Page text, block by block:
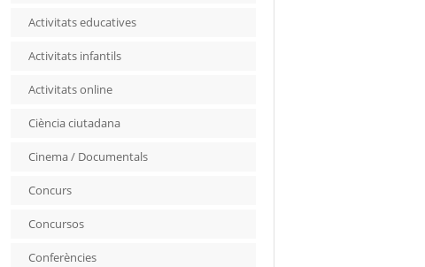
Activitats educatives
Activitats infantils
Activitats online
Ciència ciutadana
Cinema / Documentals
Concurs
Concursos
Conferències